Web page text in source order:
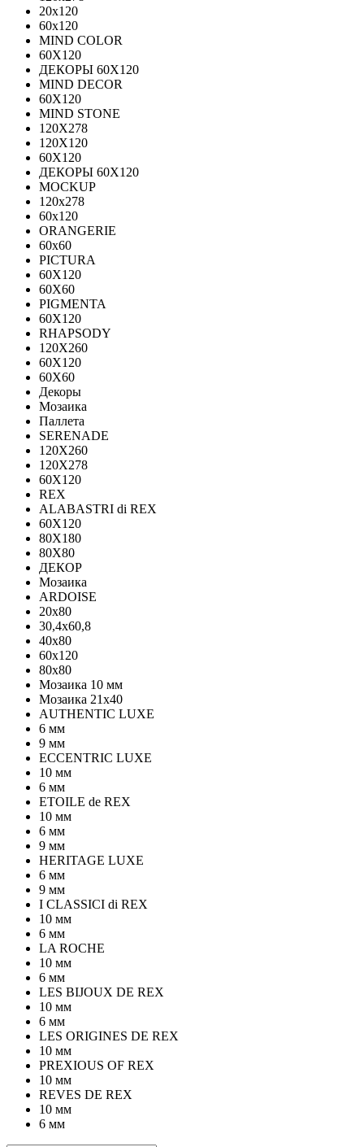
20х120
60х120
MIND COLOR
60Х120
ДЕКОРЫ 60Х120
MIND DECOR
60Х120
MIND STONE
120X278
120Х120
60Х120
ДЕКОРЫ 60Х120
MOCKUP
120х278
60х120
ORANGERIE
60х60
PICTURA
60X120
60X60
PIGMENTA
60X120
RHAPSODY
120X260
60X120
60X60
Декоры
Мозаика
Паллета
SERENADE
120X260
120Х278
60X120
REX
ALABASTRI di REX
60X120
80X180
80X80
ДЕКОР
Мозаика
ARDOISE
20х80
30,4х60,8
40х80
60х120
80х80
Мозаика 10 мм
Мозаика 21х40
AUTHENTIC LUXE
6 мм
9 мм
ECCENTRIC LUXE
10 мм
6 мм
ETOILE de REX
10 мм
6 мм
9 мм
HERITAGE LUXE
6 мм
9 мм
I CLASSICI di REX
10 мм
6 мм
LA ROCHE
10 мм
6 мм
LES BIJOUX DE REX
10 мм
6 мм
LES ORIGINES DE REX
10 мм
PREXIOUS OF REX
10 мм
REVES DE REX
10 мм
6 мм